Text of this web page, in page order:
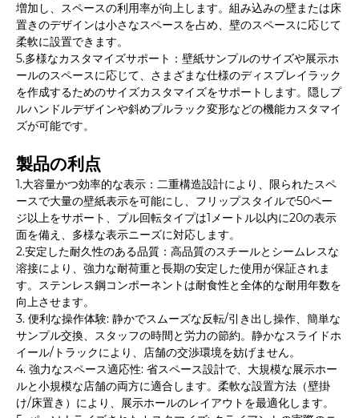
増加し、スペースの利用率が向上します。組み込みの壁または床
置きのデザインは小さなスペースを占め、壁のスペースに応じて
柔軟に設置できます。
5.多様なカスタマイズサポート：壁紙サンプルのサイズや展示ホ
ールのスペースに応じて、さまざまな仕様のディスプレイラック
を作成するためのサイズカスタマイズをサポートします。隠しプ
ルハンドルデザインや斜めプルラック変形などの機能カスタマイ
ズが可能です。
製品の利点
1.大容量かつ効率的な表示：二重構造設計により、限られたスペ
ースで大量の壁紙表示を可能にし、フリップスタイルで50ペー
ジ以上をサポート、プル回転タイプは1メートル以内に20の表示
面を備え、多様な表示ニーズに対応します。
2.安定した耐久性のある品質：高品質のスチールとシームレスな
溶接により、強力な耐荷重と長期の安定した使用が保証されま
す。ステンレス鋼コンポーネントは耐食性と全体的な耐用年数を
向上させます。
3. 便利な操作体験: 静かでスムーズな反転/引き出し操作、簡単な
サンプル交換、スタッフの時間と労力の節約。静かなスライドホ
イール/トラックにより、店舗の交渉環境を妨げません。
4. 強力なスペース適応性: 省スペース設計で、大規模な展示ホー
ルと小規模な店舗の両方に適合します。柔軟な設置方法（壁掛
け/床置き）により、展示ホールのレイアウトを最適化します。